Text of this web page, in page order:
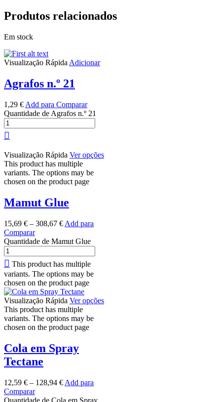
Produtos relacionados
Em stock
Visualização Rápida Adicionar
Agrafos n.º 21
1,29 € Add para Comparar
Quantidade de Agrafos n.º 21
Visualização Rápida Ver opções
This product has multiple
variants. The options may be
chosen on the product page
Mamut Glue
15,69 € – 308,67 € Add para
Comparar
Quantidade de Mamut Glue
This product has multiple
variants. The options may be
chosen on the product page
Visualização Rápida Ver opções
This product has multiple
variants. The options may be
chosen on the product page
Cola em Spray
Tectane
12,59 € – 128,94 € Add para
Comparar
Quantidade de Cola em Spray